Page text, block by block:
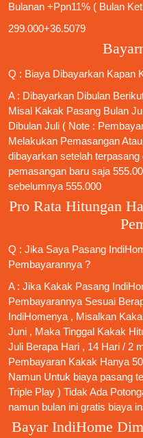
Bulanan +Ppn11% ( Bulan
299.000+36.5079
Q : Biaya Dibayarkan Kapan
A : Dibayarkan Dibulan
Misal Kakak Pasang Bulan
Dibulan Juli ( Note :
Melakukan Pemasangan
dibayarkan setelah
pemasangan baru saja
sebelumnya 555.000
Pro Rata Hitungan
Q : Jika Saya Pasang
Pembayarannya ?
A : Jika Kakak Pasang
Pembayarannya Sesuai
IndiHomenya , Misalkan
Juni , Maka Tinggal Kakak
Juli Berapa Hari , 14 Hari / 2
Pembayaran Kakak Hanya
Namun Untuk biaya pasang
Triple Play ) Tidak Ada
namun bulan ini gratis biaya
Bayar IndiHome